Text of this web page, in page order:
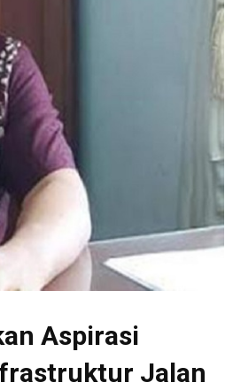
Aspirasi
Jalan